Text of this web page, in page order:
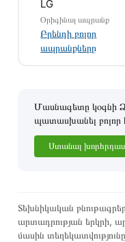
կատարվում է 14 օրվա
LG
Օրիգինալ ապրանք
Բրենդի բոլոր
ապրանքները
Մասնագետը կօգնի
պատասխանել բոլոր
Ստանալ
Տեխնիկական
արտադրության երկրի,
մասին